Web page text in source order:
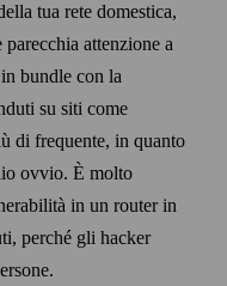
tua rete domestica,
attenzione a
bundle con la
su siti come
di frequente, in quanto
ovvio. È molto
in un router in
perché gli hacker